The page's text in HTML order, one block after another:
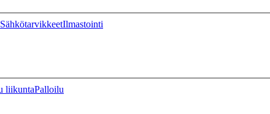
SähkötarvikkeetIlmastointi
liikuntaPalloilu